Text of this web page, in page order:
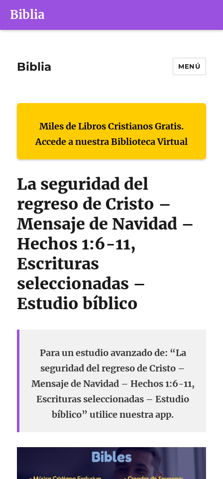
Biblia
Biblia MENÚ
Miles de Libros Cristianos Gratis.
Accede a nuestra Biblioteca Virtual
La seguridad del
regreso de Cristo –
Mensaje de Navidad –
Hechos 1:6-11,
Escrituras
seleccionadas –
Estudio bíblico
Para un estudio avanzado de: “La
seguridad del regreso de Cristo –
Mensaje de Navidad – Hechos 1:6-11,
Escrituras seleccionadas – Estudio
bíblico” utilice nuestra app.